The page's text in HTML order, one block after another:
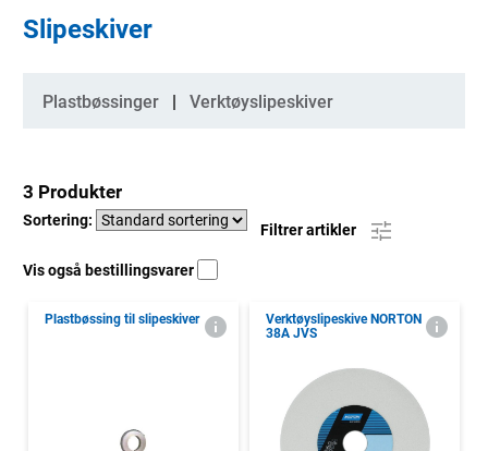
Slipeskiver
Kategorier
Plastbøssinger Verktøyslipeskiver
3 Produkter
Sortering:
Filtrer artikler
Vis også bestillingsvarer
Plastbøssing til slipeskiver
Verktøyslipeskive NORTON
38A JVS